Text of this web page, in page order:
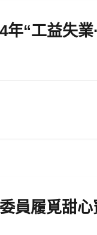
“工益失
員履覓甜